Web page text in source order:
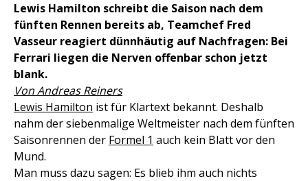
Lewis Hamilton schreibt die Saison nach dem
fünften Rennen bereits ab, Teamchef Fred
Vasseur reagiert dünnhäutig auf Nachfragen: Bei
Ferrari liegen die Nerven offenbar schon jetzt
blank.
Von Andreas Reiners
Lewis Hamilton ist für Klartext bekannt. Deshalb
nahm der siebenmalige Weltmeister nach dem fünften
Saisonrennen der Formel 1 auch kein Blatt vor den
Mund.
Man muss dazu sagen: Es blieb ihm auch nichts